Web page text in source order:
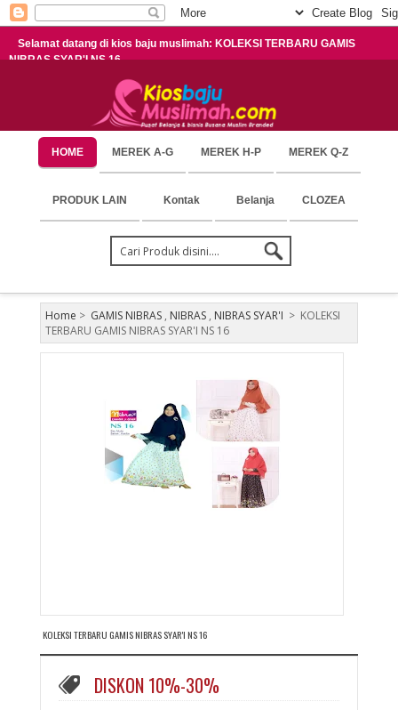
Selamat datang di kios baju muslimah: KOLEKSI TERBARU GAMIS
NIBRAS SYAR'I NS 16
HOME MEREK A-G MEREK H-P MEREK Q-Z
PRODUK LAIN Kontak Belanja CLOZEA
Home > GAMIS NIBRAS, NIBRAS, NIBRAS SYAR'I > KOLEKSI
TERBARU GAMIS NIBRAS SYAR'I NS 16
KOLEKSI TERBARU GAMIS NIBRAS SYAR'I NS 16
DISKON 10%-30%